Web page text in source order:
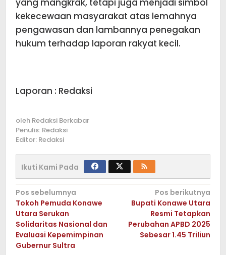
kekecewaan masyarakat atas lemahnya
pengawasan dan lambannya penegakan
hukum terhadap laporan rakyat kecil.
Laporan : Redaksi
oleh Redaksi Berkabar
Penulis: Redaksi
Editor: Redaksi
Ikuti Kami Pada
Navigasi
pos
Pos sebelumnya
Tokoh Pemuda Konawe
Utara Serukan
Solidaritas Nasional dan
Evaluasi Kepemimpinan
Gubernur Sultra
Pos berikutnya
Bupati Konawe Utara
Resmi Tetapkan
Perubahan APBD 2025
Sebesar 1.45 Triliun